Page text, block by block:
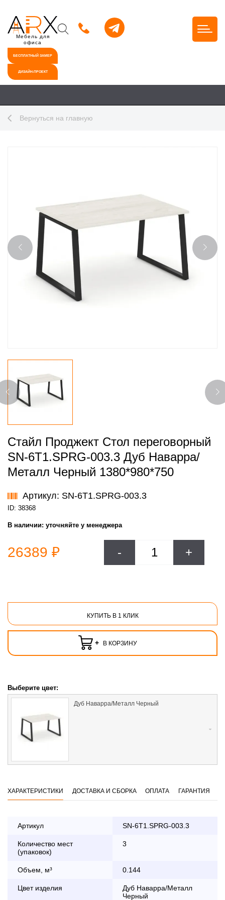
Мебель для
офиса
БЕСПЛАТНЫЙ ЗАМЕР
ДИЗАЙН-ПРОЕКТ
Вернуться на главную
Стайл Проджект Стол переговорный
SN-6T1.SPRG-003.3 Дуб Наварра/
Металл Черный 1380*980*750
Артикул: SN-6T1.SPRG-003.3
ID: 38368
В наличии: уточняйте у менеджера
26389 ₽ - +
КУПИТЬ В 1 КЛИК
+ В КОРЗИНУ
Выберите цвет:
Дуб Наварра/Металл Черный
ХАРАКТЕРИСТИКИ ДОСТАВКА И СБОРКА ОПЛАТА ГАРАНТИЯ
Артикул SN-6T1.SPRG-003.3
Количество мест
(упаковок)
3
Объем, м³ 0.144
Цвет изделия
Дуб Наварра/Металл
Черный
дни с 8:30 до 18:00
заказа банковской картой